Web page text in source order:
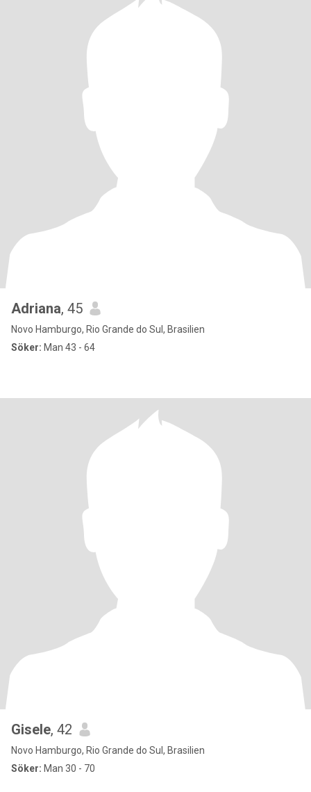
Adriana, 45
Novo Hamburgo, Rio Grande do Sul, Brasilien
Söker: Man 43 - 64
Gisele, 42
Novo Hamburgo, Rio Grande do Sul, Brasilien
Söker: Man 30 - 70